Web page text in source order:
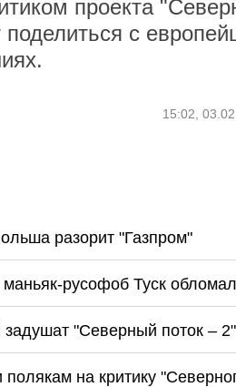
проекта
с
15:02,
разорит "Газпром"
русофоб Туск
"Северный поток – 2"
на критику